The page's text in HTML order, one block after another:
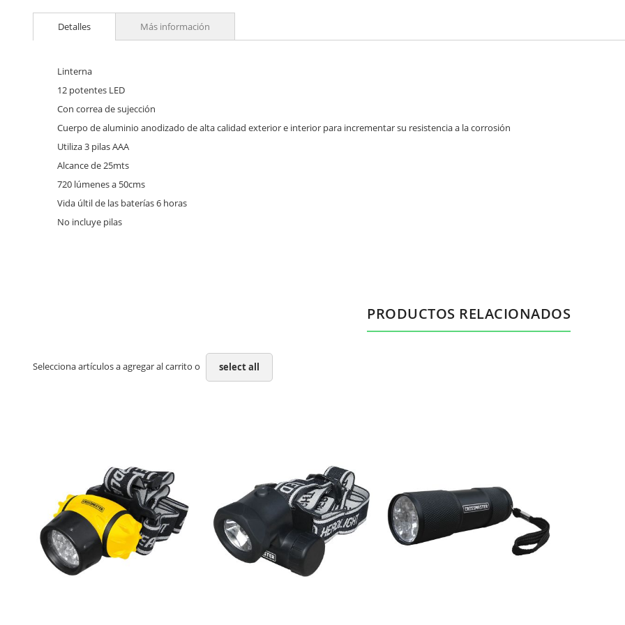
to
beginning
images
gallery
Detalles
Linterna
12 potentes LED
Con correa de sujección
Cuerpo de aluminio anodizado de alta calidad exterior e interior para incrementar su resistencia a la corrosión
Utiliza 3 pilas AAA
Alcance de 25mts
720 lúmenes a 50cms
Vida últil de las baterías 6 horas
No incluye pilas
Más información
PRODUCTOS RELACIONADOS
Selecciona artículos a agregar al carrito o select all